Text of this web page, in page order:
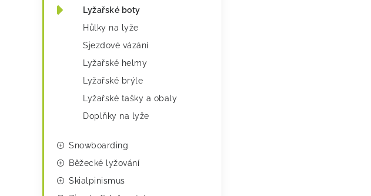
Lyžařské boty
Hůlky na lyže
Sjezdové vázání
Lyžařské helmy
Lyžařské brýle
Lyžařské tašky a obaly
Doplňky na lyže
Snowboarding
Běžecké lyžování
Skialpinismus